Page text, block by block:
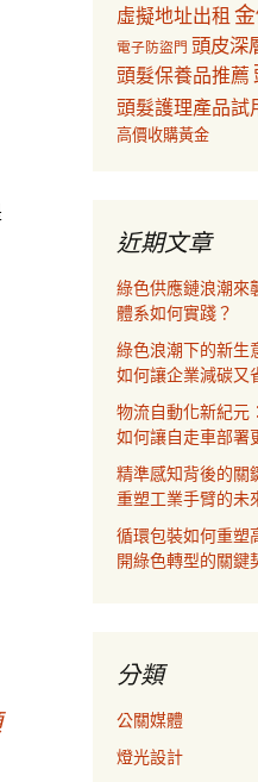
虛擬地址出租
電子防盜門 頭皮深
頭髮保養品推薦
頭髮護理產品試
高價收購黃金
近期文章
綠色供應鏈浪潮來
體系如何實踐？
綠色浪潮下的新生
如何讓企業減碳又
物流自動化新紀元
如何讓自走車部署
精準感知背後的關
重塑工業手臂的未
循環包裝如何重塑
開綠色轉型的關鍵
分類
公關媒體
燈光設計